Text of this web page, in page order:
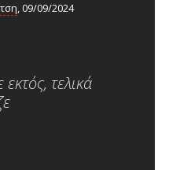
, 09/09/2024
τελικά